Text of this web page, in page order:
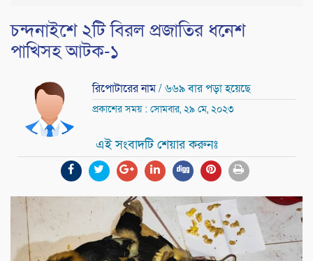
চন্দনাইশে ২টি বিরল প্রজাতির ধনেশ
পাখিসহ আটক-১
রিপোটারের নাম/ ৬৬৯ বার পড়া হয়েছে
প্রকাশের সময় : সোমবার, ২৯ মে, ২০২৩
এই সংবাদটি শেয়ার করুনঃ